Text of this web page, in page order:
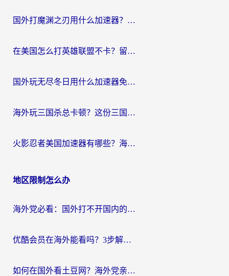
国外打魔渊之刃用什么加速器？2026海外玩家国服游戏加速全攻略（附闪耀暖暖&复苏的魔女避坑指南）
在美国怎么打英雄联盟不卡？留学生亲测的国服游戏加速全攻略
国外玩无尽冬日用什么加速器免费？海外党国服游戏加速避坑指南
海外玩三国杀总卡顿？这份三国杀游戏加速器指南帮你告别延迟烦恼
火影忍者美国加速器有哪些？海外党亲测的国服游戏加速全攻略（含菲律宾玩三国之刃守望黎明技巧）
地区限制怎么办
海外党必看：国外打不开国内的app怎么办？3步解决你的乡愁
优酷会员在海外能看吗？3步解决海外追剧难题，附实测好用加速器推荐
如何在国外看土豆网？海外党亲测有效的追剧加速器选择指南